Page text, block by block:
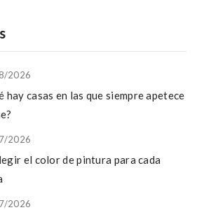
2026
hay casas en las que siempre apetece
2026
el color de pintura para cada
2026